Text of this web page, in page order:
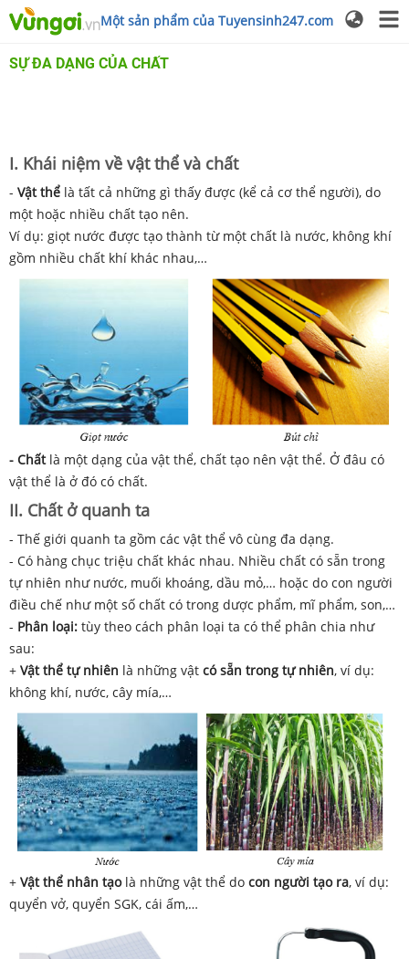
Một sản phẩm của Tuyensinh247.com
SỰ ĐA DẠNG CỦA CHẤT
I. Khái niệm về vật thể và chất
- Vật thể là tất cả những gì thấy được (kể cả cơ thể người), do
một hoặc nhiều chất tạo nên.
Ví dụ: giọt nước được tạo thành từ một chất là nước, không khí
gồm nhiều chất khí khác nhau,…
- Chấtlà một dạng của vật thể, chất tạo nên vật thể. Ở đâu có
vật thể là ở đó có chất.
II. Chất ở quanh ta
- Thế giới quanh ta gồm các vật thể vô cùng đa dạng.
- Có hàng chục triệu chất khác nhau. Nhiều chất có sẵn trong
tự nhiên như nước, muối khoáng, dầu mỏ,… hoặc do con người
điều chế như một số chất có trong dược phẩm, mĩ phẩm, son,…
- Phân loại: tùy theo cách phân loại ta có thể phân chia như
sau:
+ Vật thể tự nhiên là những vật có sẵn trong tự nhiên, ví dụ:
không khí, nước, cây mía,…
+ Vật thể nhân tạolà những vật thể do con người tạo ra, ví dụ:
quyển vở, quyển SGK, cái ấm,…